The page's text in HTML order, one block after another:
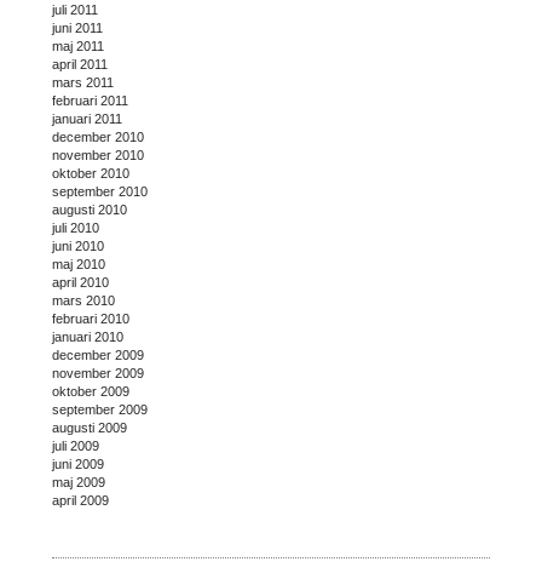
juli 2011
juni 2011
maj 2011
april 2011
mars 2011
februari 2011
januari 2011
december 2010
november 2010
oktober 2010
september 2010
augusti 2010
juli 2010
juni 2010
maj 2010
april 2010
mars 2010
februari 2010
januari 2010
december 2009
november 2009
oktober 2009
september 2009
augusti 2009
juli 2009
juni 2009
maj 2009
april 2009